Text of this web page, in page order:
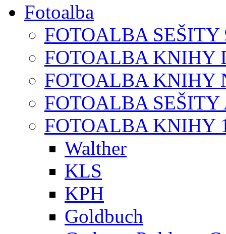
Fotoalba
FOTOALBA SEŠITY
FOTOALBA KNIHY
FOTOALBA KNIHY
FOTOALBA SEŠITY
FOTOALBA KNIHY
Walther
KLS
KPH
Goldbuch